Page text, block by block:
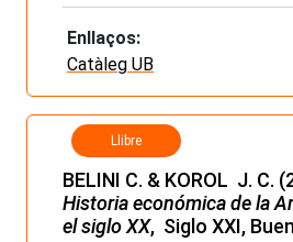
Enllaços:
Catàleg UB
Llibre
BELINI C. & KOROL J. C.
Historia económica de la
el siglo XX, Siglo XXI,